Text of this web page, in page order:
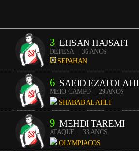
3 EHSAN HAJSAFI
DEFESA
| 36 ANOS
SEPAHAN
6 SAEID EZATOLAHI
MEIO-CAMPO
| 29 ANOS
SHABAB AL AHLI
9 MEHDI TAREMI
ATAQUE
| 33 ANOS
OLYMPIACOS